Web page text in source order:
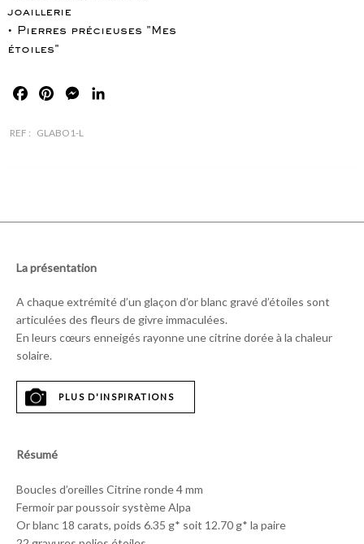
joaillerie
• Pierres précieuses "Mes
étoiles"
FacebookPinterestMessenger
REF : GLABO1-L
La présentation
A chaque extrémité d’un glaçon d’or blanc gravé d’étoiles sont
articulées des fleurs de givre immaculées.
En leurs cœurs enneigés rayonne une citrine dorée à la chaleur
solaire.
PLUS D'INSPIRATIONS
Résumé
Boucles d’oreilles Citrine ronde 4 mm
Fermoir par poussoir système Alpa
Or blanc 18 carats, poids 6.35 g* soit 12.70 g* la paire